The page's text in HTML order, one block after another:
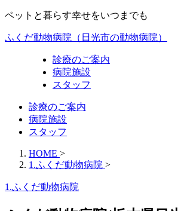
ペットと暮らす幸せをいつまでも
ふくだ動物病院（日光市の動物病院）
診療のご案内
病院施設
スタッフ
診療のご案内
病院施設
スタッフ
HOME >
1.ふくだ動物病院 >
1.ふくだ動物病院